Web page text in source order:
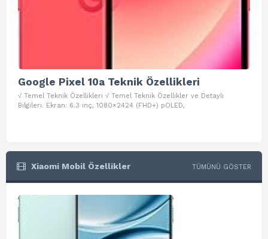
Google Pixel 10a Teknik Özellikleri
√ Temel Teknik Özellikleri √ Temel Teknik Özellikler ve Detaylı
Bilgileri. Ekran: 6.3 inç, 1080×2424 (FHD+) pOLED,
Xiaomi Mobil Özellikler TÜMÜNÜ GÖSTER